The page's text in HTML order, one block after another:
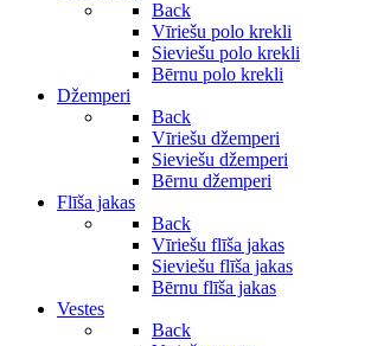
Back
Vīriešu polo krekli
Sieviešu polo krekli
Bērnu polo krekli
Džemperi
Back
Vīriešu džemperi
Sieviešu džemperi
Bērnu džemperi
Flīša jakas
Back
Vīriešu flīša jakas
Sieviešu flīša jakas
Bērnu flīša jakas
Vestes
Back